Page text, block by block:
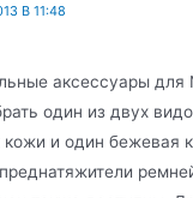
В 11:48
аксессуары для
один из двух
кожи и один бежевая